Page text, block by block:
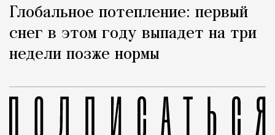
Глобальное потепление: первый
снег в этом году выпадет на три
недели позже нормы